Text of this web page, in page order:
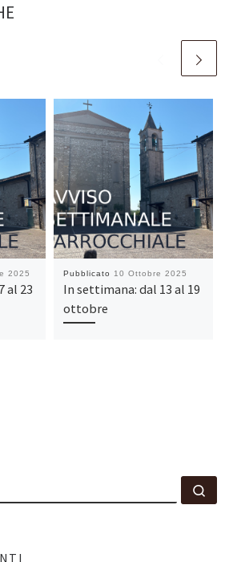
2025
al 23
Pubblicato 10 Ottobre 2025
In settimana: dal 13 al 19
ottobre